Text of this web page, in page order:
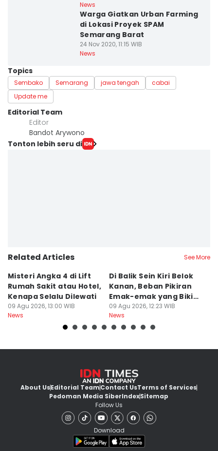
News
Warga Giatkan Urban Farming
di Lokasi Proyek SPAM
Semarang Barat
24 Nov 2020, 11:15 WIB
News
Topics
Sembako Semarang jawa tengah
cabai
Update me
Editorial Team
Editor
Bandot Arywono
Tonton lebih seru di
Related Articles See More
Misteri Angka 4 di Lift
Rumah Sakit atau Hotel,
Kenapa Selalu Dilewati
09 Agu 2026, 13:00 WIB
News
Di Balik Sein Kiri Belok
Kanan, Beban Pikiran
Emak-emak yang Bikin
Gagal fokus di Jalan
09 Agu 2026, 12:23 WIB
News
About UsEditorial TeamContact UsTerms of Services
Pedoman Media SiberIndexSitemap
Follow Us
Download